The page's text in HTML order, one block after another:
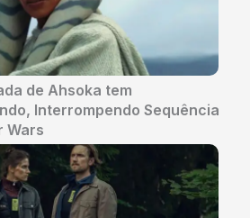
de Ahsoka tem
Interrompendo Sequência
Wars